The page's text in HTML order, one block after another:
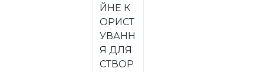
ЙНЕ К
ОРИСТ
УВАНН
Я ДЛЯ
СТВОР